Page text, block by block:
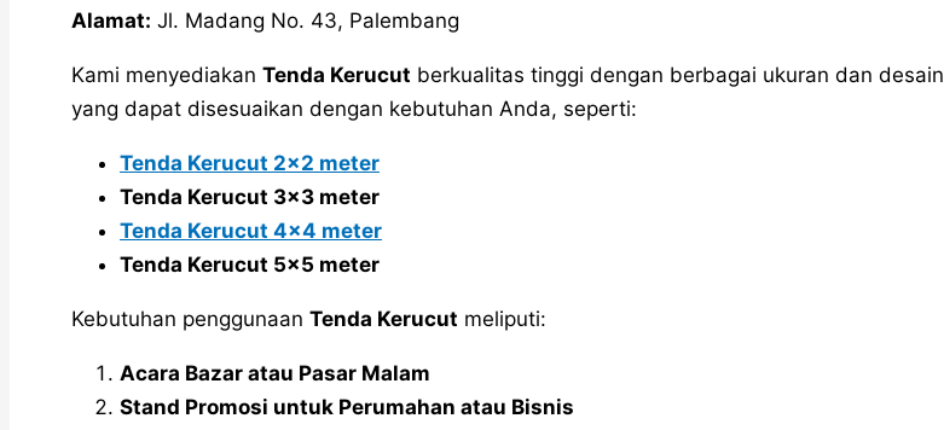
Alamat: Jl. Madang No. 43, Palembang
Kami menyediakan Tenda Kerucut berkualitas tinggi dengan berbagai ukuran dan desain
yang dapat disesuaikan dengan kebutuhan Anda, seperti:
Tenda Kerucut 2×2 meter
Tenda Kerucut 3×3 meter
Tenda Kerucut 4×4 meter
Tenda Kerucut 5×5 meter
Kebutuhan penggunaan Tenda Kerucut meliputi:
Acara Bazar atau Pasar Malam
Stand Promosi untuk Perumahan atau Bisnis